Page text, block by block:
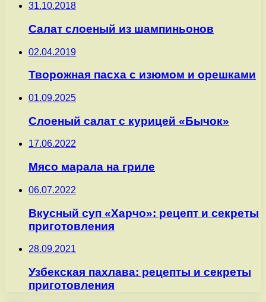
31.10.2018
Салат слоеный из шампиньонов
02.04.2019
Творожная пасха с изюмом и орешками
01.09.2025
Слоеный салат с курицей «Бычок»
17.06.2022
Мясо марала на гриле
06.07.2022
Вкусный суп «Харчо»: рецепт и секреты
приготовления
28.09.2021
Узбекская пахлава: рецепты и секреты
приготовления